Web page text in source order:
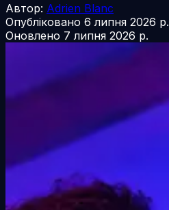
Автор: Adrien Blanc
Опубліковано 6 липня 2026 р.
Оновлено 7 липня 2026 р.